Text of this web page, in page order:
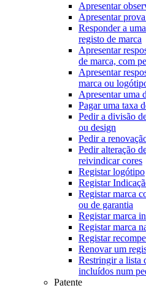
Apresentar
Apresentar
Responder a
registo de marca
Apresentar
de marca, com
Apresentar
marca ou
Apresentar uma
Pagar uma taxa
Pedir a divisão
ou design
Pedir a
Pedir alteração
reivindicar cores
Registar logótipo
Registar
Registar marca
ou de garantia
Registar marca
Registar marca
Registar
Renovar um
Restringir a lista
incluídos num
Patente